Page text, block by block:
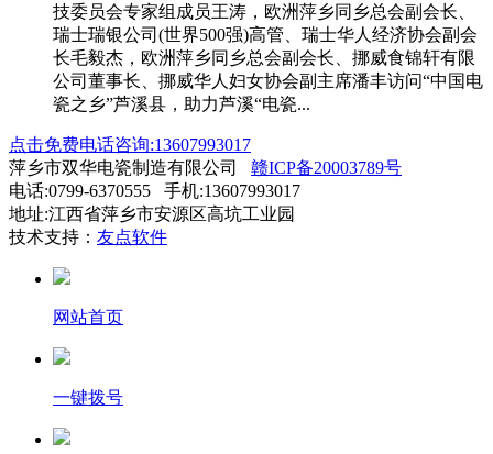
技委员会专家组成员王涛，欧洲萍乡同乡总会副会长、
瑞士瑞银公司(世界500强)高管、瑞士华人经济协会副会
长毛毅杰，欧洲萍乡同乡总会副会长、挪威食锦轩有限
公司董事长、挪威华人妇女协会副主席潘丰访问“中国电
瓷之乡”芦溪县，助力芦溪“电瓷...
点击免费电话咨询:13607993017
萍乡市双华电瓷制造有限公司 赣ICP备20003789号
电话:0799-6370555 手机:13607993017
地址:江西省萍乡市安源区高坑工业园
技术支持： 友点软件
网站首页
一键拨号